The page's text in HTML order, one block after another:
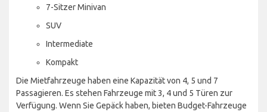
7-Sitzer Minivan
SUV
Intermediate
Kompakt
Die Mietfahrzeuge haben eine Kapazität von 4, 5 und 7
Passagieren. Es stehen Fahrzeuge mit 3, 4 und 5 Türen zur
Verfügung. Wenn Sie Gepäck haben, bieten Budget-Fahrzeuge